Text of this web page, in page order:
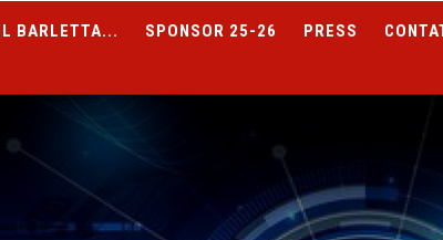
BARLETTA... SPONSOR 25-26 PRESS